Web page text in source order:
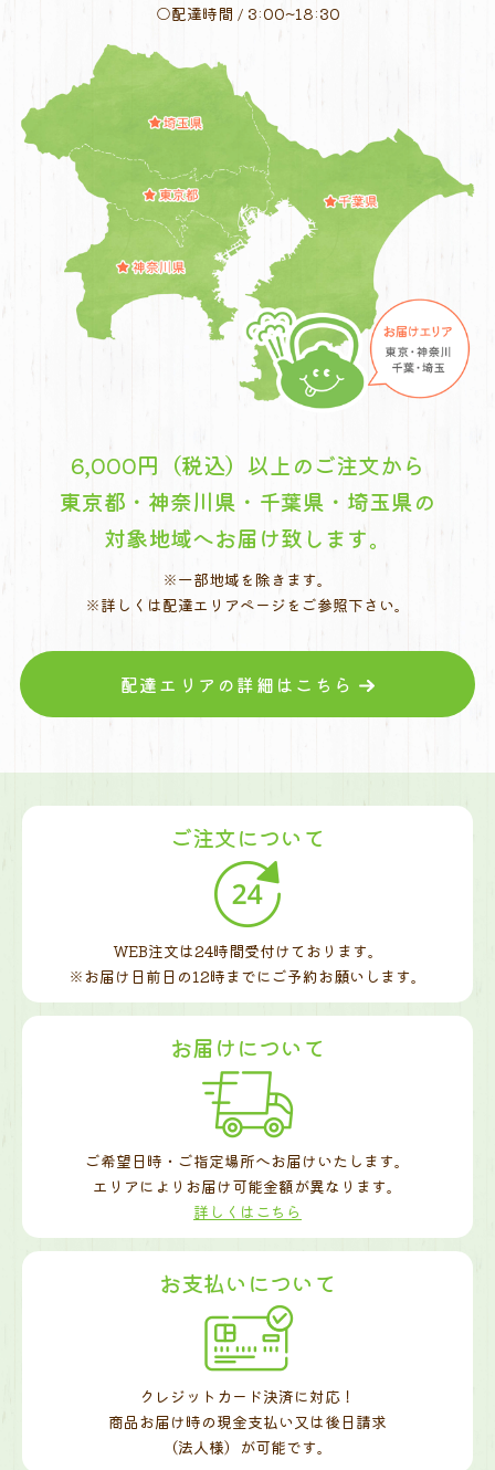
○配達時間 / 3:00~18:30
6,000円（税込）以上のご注文から
東京都・神奈川県・千葉県・埼玉県の
対象地域へお届け致します。
※一部地域を除きます。
※詳しくは配達エリアページをご参照下さい。
配達エリアの詳細はこちら
ご注文について
WEB注文は24時間受付けております。
※お届け日前日の12時までにご予約お願いします。
お届けについて
ご希望日時・ご指定場所へお届けいたします。
エリアによりお届け可能金額が異なります。
詳しくはこちら
お支払いについて
クレジットカード決済に対応！
商品お届け時の現金支払い又は後日請求
（法人様）が可能です。